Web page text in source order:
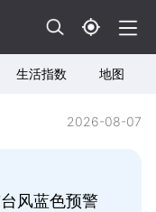
生活指数 地图
2026-08-07
风蓝色预警